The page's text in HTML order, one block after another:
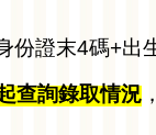
證末4碼+出
查詢錄取情況